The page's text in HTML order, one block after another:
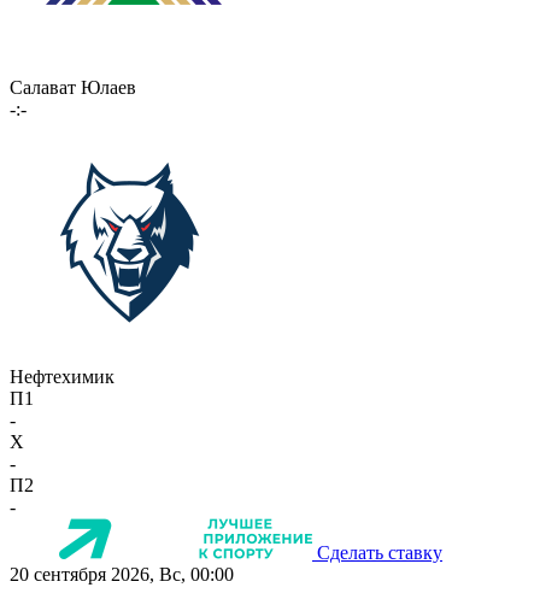
Салават Юлаев
-:-
Нефтехимик
П1
-
X
-
П2
-
Сделать ставку
20 сентября 2026, Вс, 00:00